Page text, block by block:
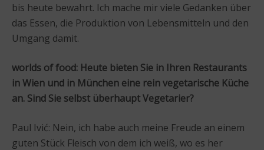
bis heute bewahrt. Ich mache mir viele Gedanken über
das Essen, die Produktion von Lebensmitteln und den
Umgang damit.
worlds of food: Heute bieten Sie in Ihren Restaurants
in Wien und in München eine rein vegetarische Küche
an. Sind Sie selbst überhaupt Vegetarier?
Paul Ivić: Nein, ich habe auch meine Freude an einem
guten Stück Fleisch von dem ich weiß, wo es her